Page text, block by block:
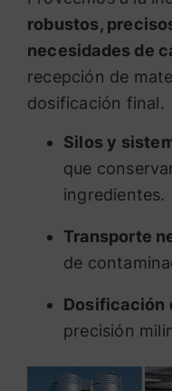
robustos,
necesidades de
recepción de
dosificación final.
Silos y
que
ingredientes.
Transporte
de
Dosificación
precisión